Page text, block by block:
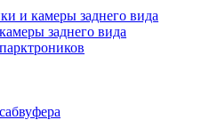
и камеры заднего вида
заднего вида